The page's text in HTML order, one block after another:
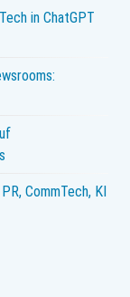
in ChatGPT
CommTech, KI